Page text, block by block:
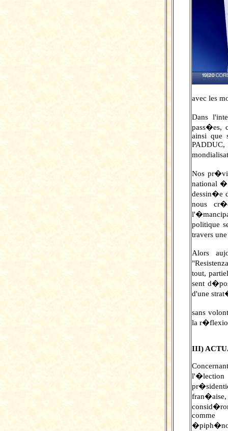
avec les
Dans
pass�es,
ainsi que
Nos
national �
dessin�e
nous
politique
travers
Alors
tout,
sent
d'une
sans
la
III)
Concernant
l'�lection
fran�aise,